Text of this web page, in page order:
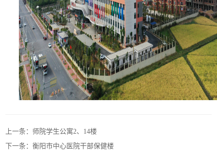
上一条：师院学生公寓2、14楼
下一条：衡阳市中心医院干部保健楼